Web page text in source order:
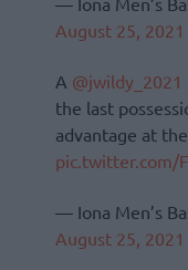
August 25, 2021
A @jwildy_2021
the last
advantage at
pic.twitter.com/
— Iona Men’s
August 25, 2021